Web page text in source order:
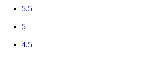
5.5
5
4.5